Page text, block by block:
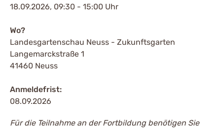
18.09.2026, 09:30 - 15:00 Uhr
Wo?
Landesgartenschau Neuss - Zukunftsgarten
Langemarckstraße 1
41460 Neuss
Anmeldefrist:
08.09.2026
Für die Teilnahme an der Fortbildung benötigen Sie